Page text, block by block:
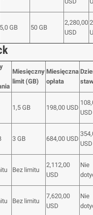
5,0 GB 50 GB
2,280,00
USD
Miesięczny
limit (GB)
Miesięczna
opłata
1,5 GB 198,00 USD
USD
3 GB 684,00 USD
USD
Bez limitu
2,112,00
USD
Nie
Bez limitu
7,620,00
USD
Nie